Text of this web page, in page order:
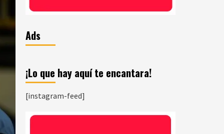
Ads
¡Lo que hay aquí te encantara!
[instagram-feed]